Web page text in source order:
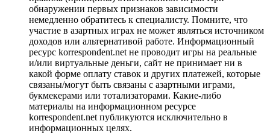
обнаружении первых признаков зависимости
немедленно обратитесь к специалисту. Помните, что
участие в азартных играх не может являться источником
доходов или альтернативой работе. Информационный
ресурс korrespondent.net не проводит игры на реальные
и/или виртуальные деньги, сайт не принимает ни в
какой форме оплату ставок и других платежей, которые
связаны/могут быть связаны с азартными играми,
букмекерами или тотализаторами. Какие-либо
материалы на информационном ресурсе
korrespondent.net публикуются исключительно в
информационных целях.